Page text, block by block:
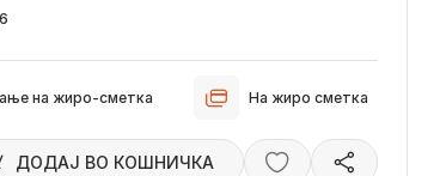
пристигнува во временскиот рок наведен
е-пошта за локацијата на вашата нарачка,
магацин и кога ќе биде испорачана до
да се одложи за околу 2 дена.
на жиро-сметка На жиро сметка
ДОДАJ ВО КОШНИЧКА